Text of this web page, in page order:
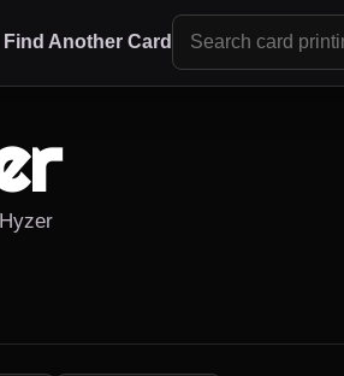
Find Another Card